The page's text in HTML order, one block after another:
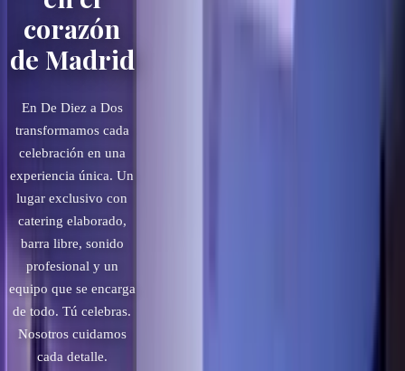
corazón
de Madrid
En De Diez a Dos
transformamos cada
celebración en una
experiencia única. Un
lugar exclusivo con
catering elaborado,
barra libre, sonido
profesional y un
equipo que se encarga
de todo. Tú celebras.
Nosotros cuidamos
cada detalle.
día más importante de tu
vida. Espacios únicos con
servicios personalizados
un día memorable
VER SALAS
VER EXTRAS
+200
Eventos celebrados
24/7
Atención personalizada
conferencias,
presentaciones, team
building y celebraciones
completos de catering
RESERVAR SALA
CONOCER MÁS
+200
Eventos celebrados
24/7
Atención personalizada